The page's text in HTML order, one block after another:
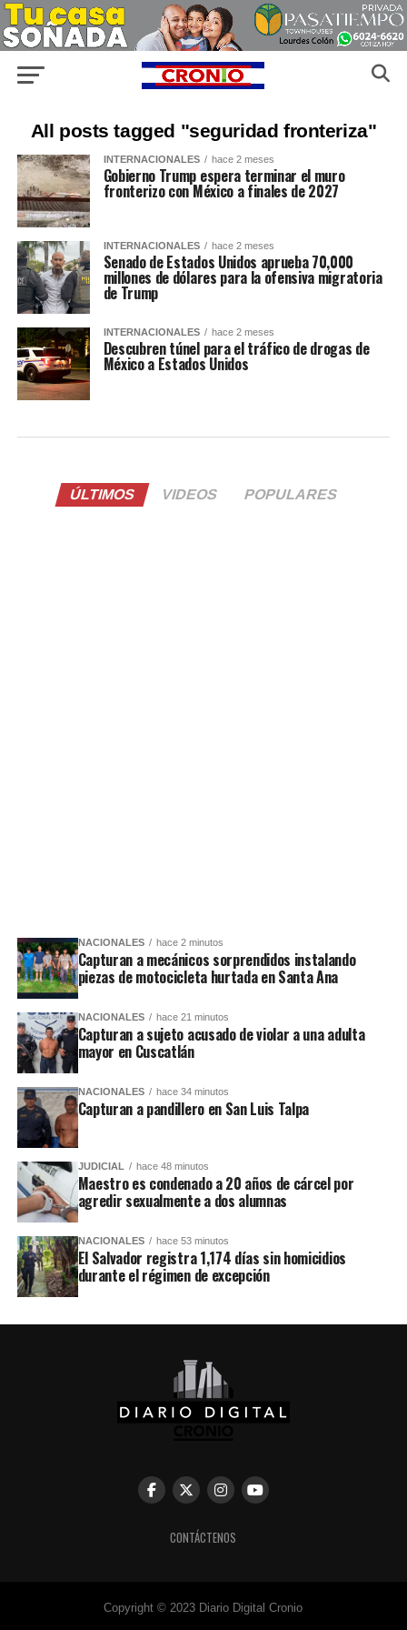
All posts tagged "seguridad fronteriza"
INTERNACIONALES hace 2 meses
Gobierno Trump espera terminar el muro
fronterizo con México a finales de 2027
INTERNACIONALES hace 2 meses
Senado de Estados Unidos aprueba 70,000
millones de dólares para la ofensiva migratoria
de Trump
INTERNACIONALES hace 2 meses
Descubren túnel para el tráfico de drogas de
México a Estados Unidos
ÚLTIMOS VIDEOS POPULARES
NACIONALES hace 2 minutos
Capturan a mecánicos sorprendidos instalando
piezas de motocicleta hurtada en Santa Ana
NACIONALES hace 21 minutos
Capturan a sujeto acusado de violar a una adulta
mayor en Cuscatlán
NACIONALES hace 34 minutos
Capturan a pandillero en San Luis Talpa
JUDICIAL hace 48 minutos
Maestro es condenado a 20 años de cárcel por
agredir sexualmente a dos alumnas
NACIONALES hace 53 minutos
El Salvador registra 1,174 días sin homicidios
durante el régimen de excepción
CONTÁCTENOS
Copyright © 2023 Diario Digital Cronio